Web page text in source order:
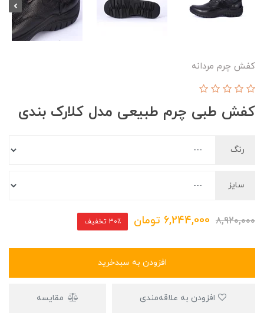
کفش چرم مردانه
کفش طبی چرم طبیعی مدل کلارک بندی
رنگ
سایز
8,920,000
6,244,000 تومان 30٪ تخفیف
افزودن به سبدخرید
مقایسه